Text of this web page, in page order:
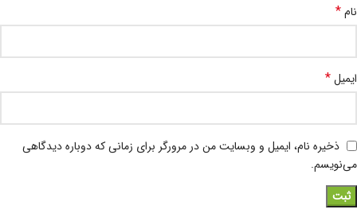
نام*
ایمیل*
ذخیره نام، ایمیل و وبسایت من در مرورگر برای زمانی که دوباره دیدگاهی
می‌نویسم.